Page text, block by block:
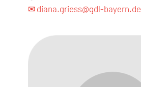
✉ diana.griess@gdl-bayern.de